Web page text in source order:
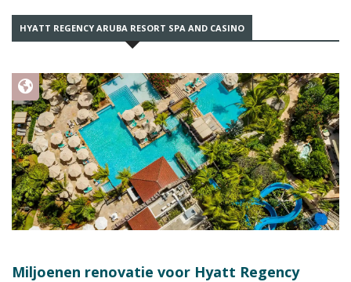
HYATT REGENCY ARUBA RESORT SPA AND CASINO
Miljoenen renovatie voor Hyatt Regency